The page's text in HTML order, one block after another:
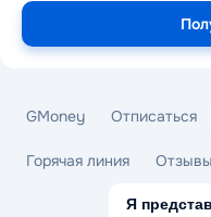
GMoney Отписаться
Горячая линия Отзывы
Я